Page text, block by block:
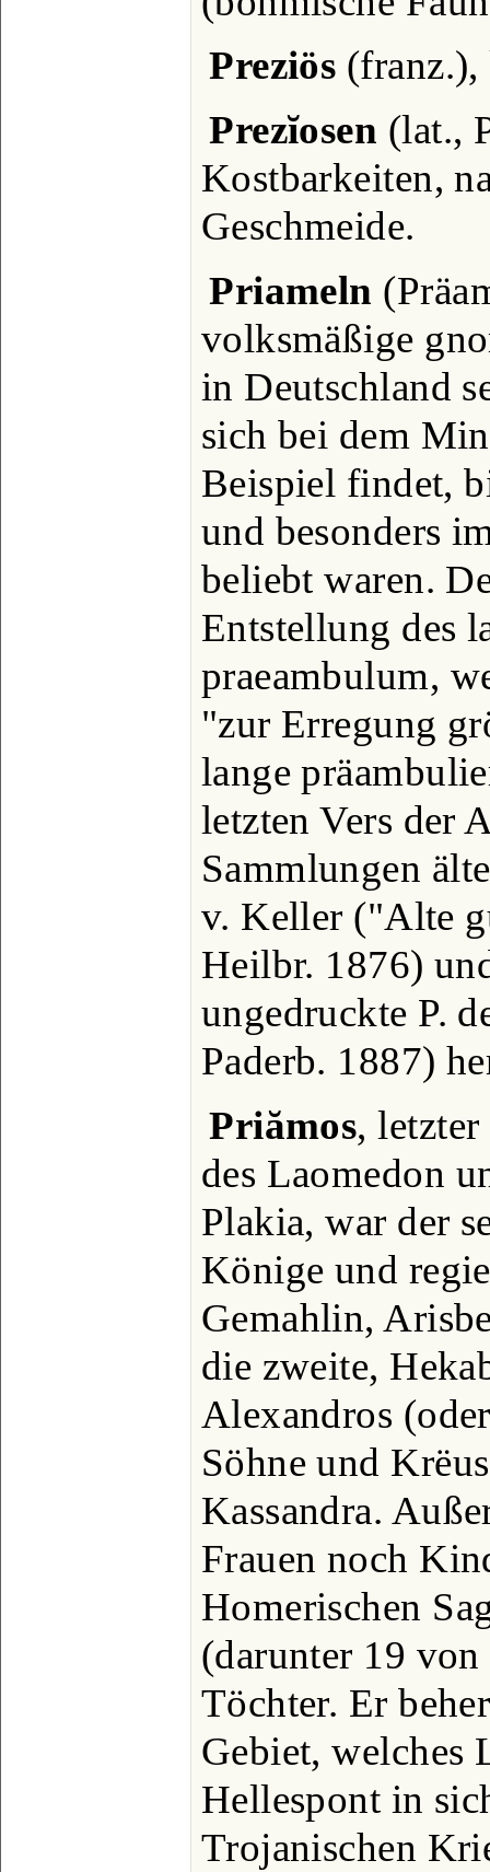
Preziös (franz.),
Prezĭosen (lat.,
Kostbarkeiten,
Geschmeide.
Priameln
volksmäßige
in Deutschland
sich bei dem
Beispiel findet,
und besonders
beliebt waren.
Entstellung des
praeambulum,
"zur Erregung
lange
letzten Vers der
Sammlungen
v. Keller ("Alte
Heilbr. 1876)
ungedruckte P.
Paderb. 1887)
Priămos,
des Laomedon
Plakia, war der
Könige und
Gemahlin,
die zweite,
Alexandros
Söhne und
Kassandra.
Frauen noch
Homerischen
(darunter 19
Töchter. Er
Gebiet, welches
Hellespont in
Trojanischen